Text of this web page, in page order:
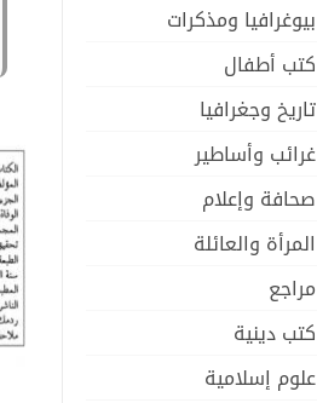
بيوغرافيا ومذكرات
كتب أطفال
تاريخ وجغرافيا
غرائب وأساطير
صحافة وإعلام
المرأة والعائلة
مراجع
كتب دينية
علوم إسلامية